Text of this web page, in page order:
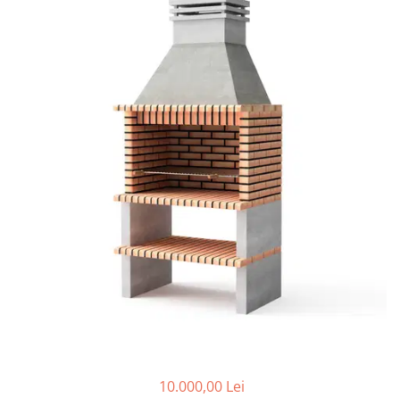
Articole bucatarie
Articole organizare
Articole Sportive
Electronice si electrocasnice
Accesorii gresie si faianta10.000,00 Lei